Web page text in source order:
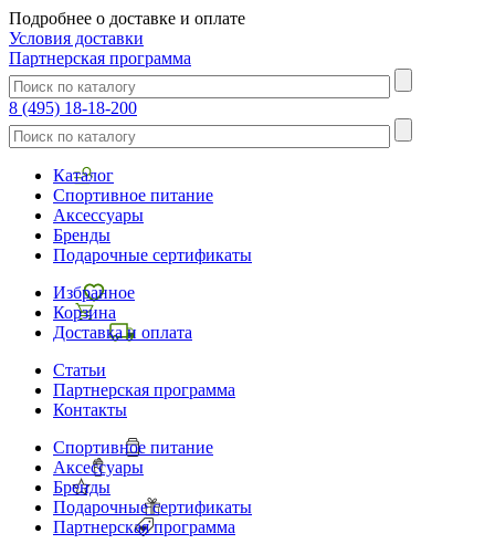
Подробнее о доставке и оплате
Условия доставки
Партнерская программа
8 (495) 18-18-200
Каталог
Спортивное питание
Аксессуары
Бренды
Подарочные сертификаты
Избранное
Корзина
Доставка и оплата
Статьи
Партнерская программа
Контакты
Спортивное питание
Аксессуары
Бренды
Подарочные сертификаты
Партнерская программа